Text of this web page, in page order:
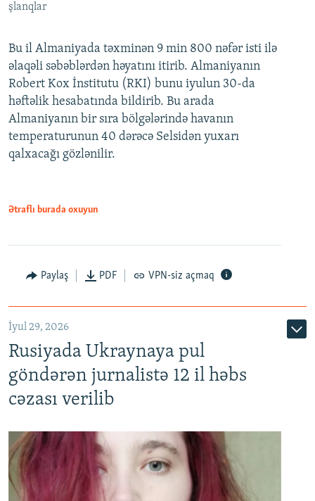
şlanqlar
Bu il Almaniyada təxminən 9 min 800 nəfər isti ilə
əlaqəli səbəblərdən həyatını itirib. Almaniyanın
Robert Kox İnstitutu (RKI) bunu iyulun 30-da
həftəlik hesabatında bildirib. Bu arada
Almaniyanın bir sıra bölgələrində havanın
temperaturunun 40 dərəcə Selsidən yuxarı
qalxacağı gözlənilir.
Ətraflı burada oxuyun
Paylaş PDF VPN-siz açmaq
İyul 29, 2026
Rusiyada Ukraynaya pul
göndərən jurnalistə 12 il həbs
cəzası verilib